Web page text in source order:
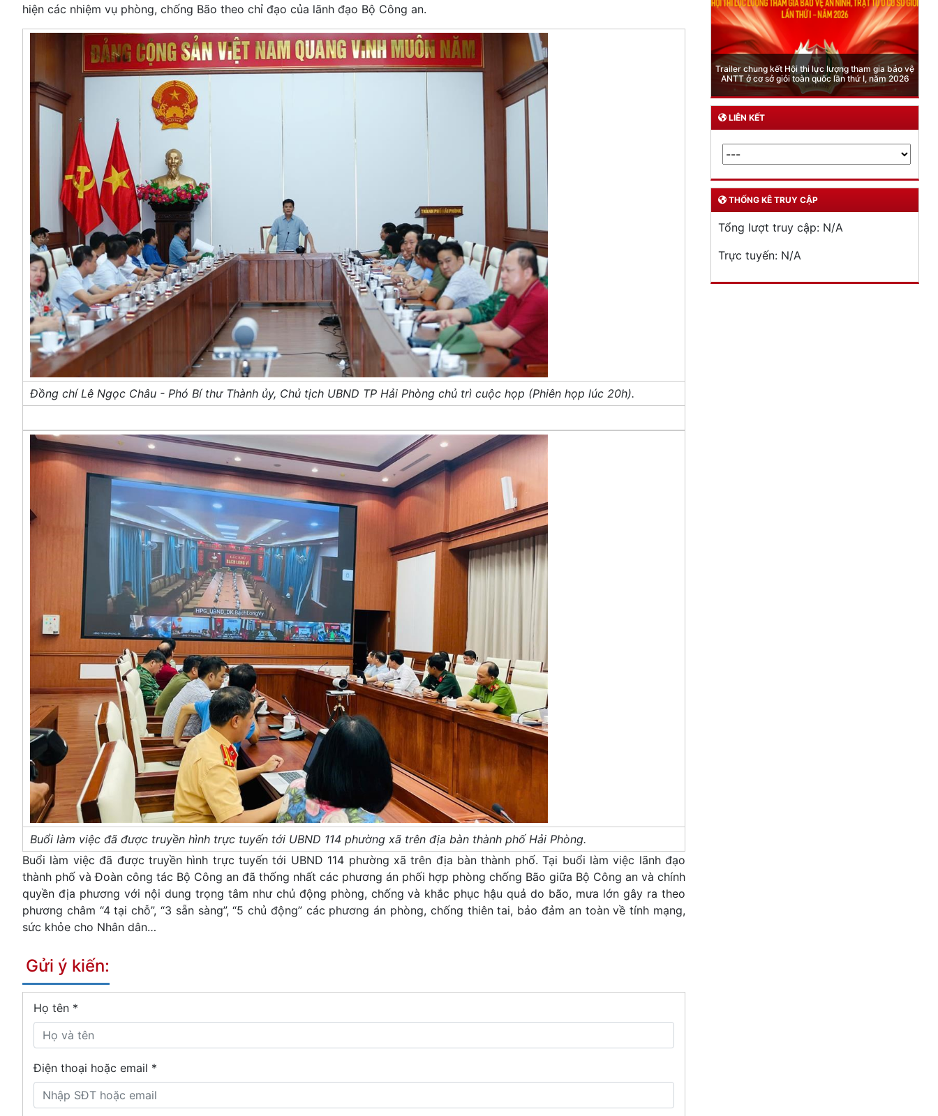
hiện các nhiệm vụ phòng, chống Bão theo chỉ đạo của lãnh đạo Bộ Công an.
Đồng chí Lê Ngọc Châu - Phó Bí thư Thành ủy, Chủ tịch UBND TP Hải Phòng chủ trì cuộc họp (Phiên họp lúc 20h).
Buổi làm việc đã được truyền hình trực tuyến tới UBND 114 phường xã trên địa bàn thành phố Hải Phòng.
Buổi làm việc đã được truyền hình trực tuyến tới UBND 114 phường xã trên địa bàn thành phố. Tại buổi làm việc lãnh đạo
thành phố và Đoàn công tác Bộ Công an đã thống nhất các phương án phối hợp phòng chống Bão giữa Bộ Công an và chính
quyền địa phương với nội dung trọng tâm như chủ động phòng, chống và khắc phục hậu quả do bão, mưa lớn gây ra theo
phương châm “4 tại chỗ”, “3 sẵn sàng”, “5 chủ động” các phương án phòng, chống thiên tai, bảo đảm an toàn về tính mạng,
sức khỏe cho Nhân dân…
Gửi ý kiến:
Họ tên *
Điện thoại hoặc email *
Phòng Quản lý xuất nhập cảnh: Hướng dẫn những
quy định mới trong lĩnh vực xuất cảnh, nhập cảnh
của công dân việt nam từ ngày 01/7/2026
LIÊN KẾT
THỐNG KÊ TRUY CẬP
Tổng lượt truy cập: N/A
Trực tuyến: N/A